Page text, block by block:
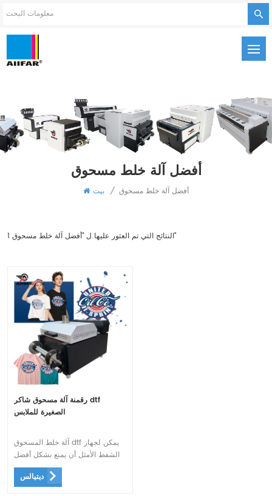
أفضل آلة خلط مسحوق
بيت / أفضل آلة خلط مسحوق
1 النتائج التي تم العثور عليها ل "أفضل آلة خلط مسحوق"
رقمنة آلة مسحوق شاكر dtf
الصغيرة للملابس
آلة خلط المسحوق dtf يمكن لجهاز
الشفط الأمثل أن يمنع بشكل أفضل
فيلم الطباعة من الانزلاق. ويمكنه
تلقائيًا إصلاح انحراف الورق الناتج عن
ديتيالس